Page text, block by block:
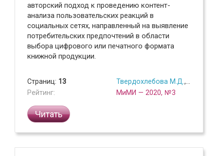
авторский подход к проведению контент-
анализа пользовательских реакций в
социальных сетях, направленный на выявление
потребительских предпочтений в области
выбора цифрового или печатного формата
книжной продукции.
Страниц: 13
Рейтинг:
Твердохлебова М.Д. ,
МиМИ — 2020, №3
Читать